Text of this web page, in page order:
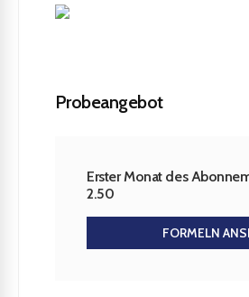
Probeangebot
Erster Monat des
2.50
FORMELN